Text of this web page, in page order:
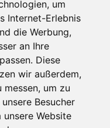
um
Internet-Erlebnis
die Werbung,
an Ihre
Diese
wir außerdem,
messen, um zu
Besucher
Website